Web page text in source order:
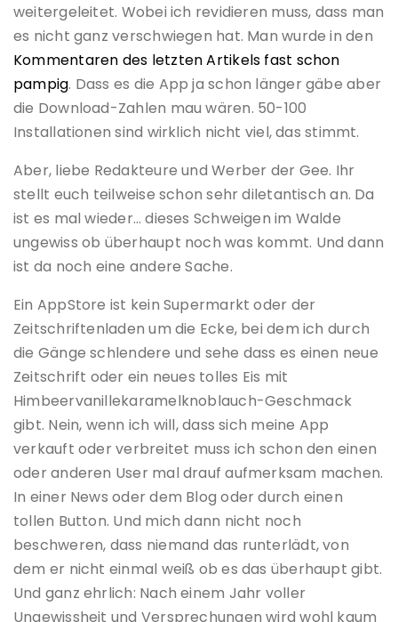
weitergeleitet. Wobei ich revidieren muss, dass man
es nicht ganz verschwiegen hat. Man wurde in den
Kommentaren des letzten Artikels fast schon
pampig. Dass es die App ja schon länger gäbe aber
die Download-Zahlen mau wären. 50-100
Installationen sind wirklich nicht viel, das stimmt.
Aber, liebe Redakteure und Werber der Gee. Ihr
stellt euch teilweise schon sehr diletantisch an. Da
ist es mal wieder… dieses Schweigen im Walde
ungewiss ob überhaupt noch was kommt. Und dann
ist da noch eine andere Sache.
Ein AppStore ist kein Supermarkt oder der
Zeitschriftenladen um die Ecke, bei dem ich durch
die Gänge schlendere und sehe dass es einen neue
Zeitschrift oder ein neues tolles Eis mit
Himbeervanillekaramelknoblauch-Geschmack
gibt. Nein, wenn ich will, dass sich meine App
verkauft oder verbreitet muss ich schon den einen
oder anderen User mal drauf aufmerksam machen.
In einer News oder dem Blog oder durch einen
tollen Button. Und mich dann nicht noch
beschweren, dass niemand das runterlädt, von
dem er nicht einmal weiß ob es das überhaupt gibt.
Und ganz ehrlich: Nach einem Jahr voller
Ungewissheit und Versprechungen wird wohl kaum